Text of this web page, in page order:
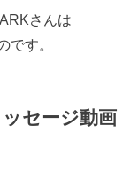
さんは
です。
セージ動画